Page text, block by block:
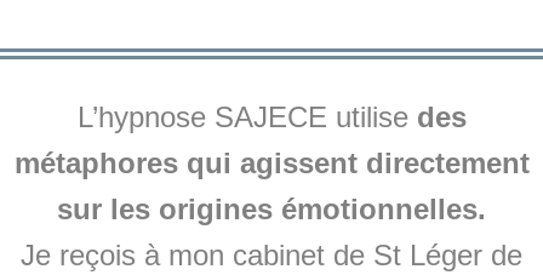
L’hypnose SAJECE utilise des
métaphores qui agissent directement
sur les origines émotionnelles.
Je reçois à mon cabinet de St Léger de